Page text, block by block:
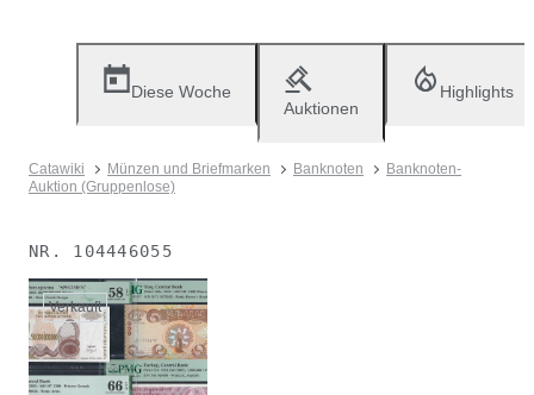
Diese Woche
Auktionen
Highlights
Catawiki Münzen und Briefmarken Banknoten
Banknoten-
Auktion (Gruppenlose)
NR. 104446055
Verkauft